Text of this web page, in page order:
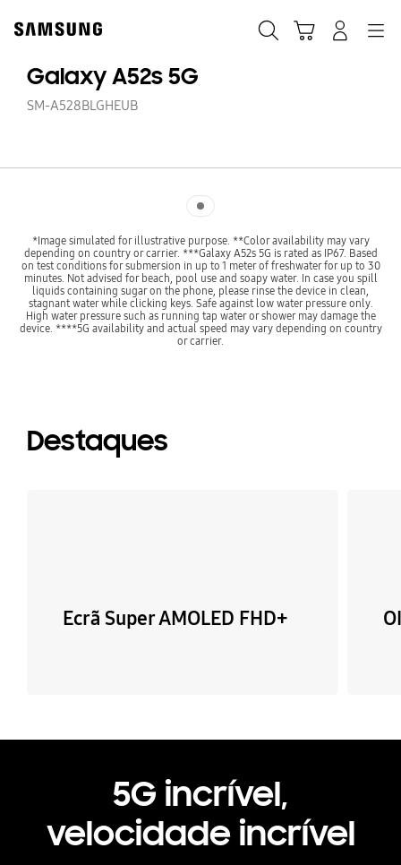
content
accessibility
Galaxy A52s 5G
SM-A528BLGHEUB
*Image simulated for illustrative purpose. **Color availability may vary
depending on country or carrier. ***Galaxy A52s 5G is rated as IP67. Based
on test conditions for submersion in up to 1 meter of freshwater for up to 30
minutes. Not advised for beach, pool use and soapy water. In case you spill
liquids containing sugar on the phone, please rinse the device in clean,
stagnant water while clicking keys. Safe against low water pressure only.
High water pressure such as running tap water or shower may damage the
device. ****5G availability and actual speed may vary depending on country
or carrier.
Destaques
Ecrã Super AMOLED FHD+
5G incrível,
velocidade incrível